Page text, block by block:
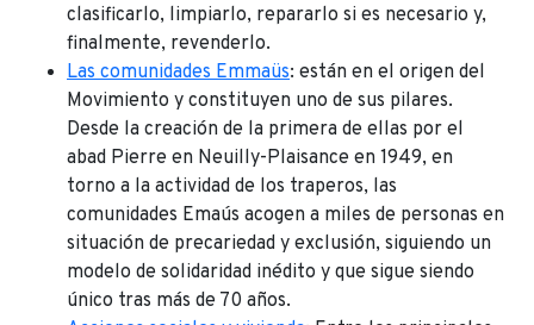
clasificarlo, limpiarlo, repararlo si es necesario y,
finalmente, revenderlo.
Las comunidades Emmaüs: están en el origen del
Movimiento y constituyen uno de sus pilares.
Desde la creación de la primera de ellas por el
abad Pierre en Neuilly-Plaisance en 1949, en
torno a la actividad de los traperos, las
comunidades Emaús acogen a miles de personas en
situación de precariedad y exclusión, siguiendo un
modelo de solidaridad inédito y que sigue siendo
único tras más de 70 años.